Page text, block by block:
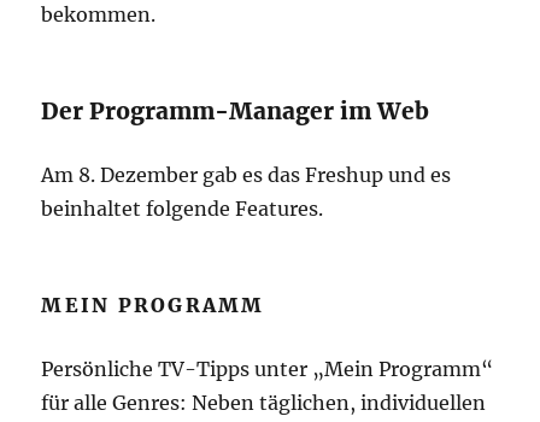
bekommen.
Der Programm-Manager im Web
Am 8. Dezember gab es das Freshup und es
beinhaltet folgende Features.
MEIN PROGRAMM
Persönliche TV-Tipps unter „Mein Programm“
für alle Genres: Neben täglichen, individuellen